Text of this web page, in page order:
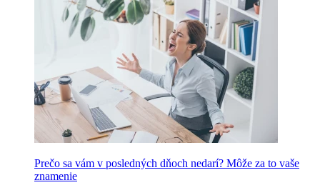
Prečo sa vám v posledných dňoch nedarí? Môže za to vaše
znamenie